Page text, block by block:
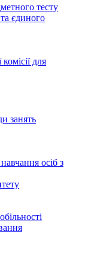
тесту
єдиного
для
занять
осіб з